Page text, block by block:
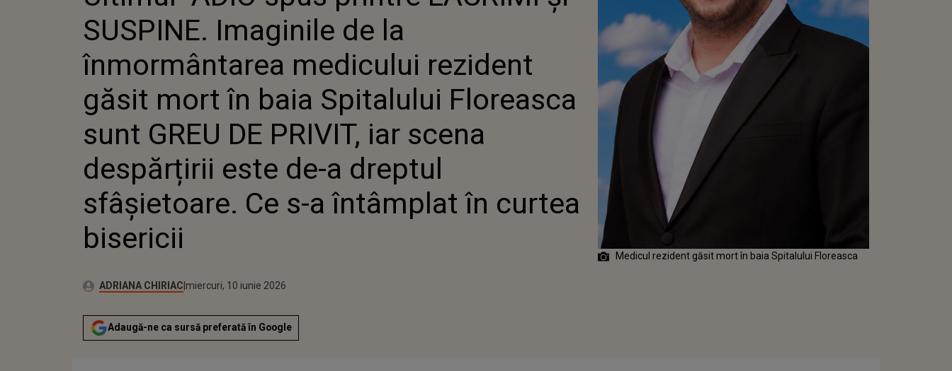
DESPĂRȚIRII ESTE DE-A DREPTUL SFÂȘIETOARE. CE S-A
ÎNTÂMPLAT ÎN CURTEA BISERICII
SUSPINE. Imaginile de la
înmormântarea medicului rezident
găsit mort în baia Spitalului Floreasca
sunt GREU DE PRIVIT, iar scena
despărțirii este de-a dreptul
sfâșietoare. Ce s-a întâmplat în curtea
bisericii
Autor:ADRIANA CHIRIACPublicat:
miercuri, 10 iunie 2026
Actualizat:
miercuri, 10 iunie 2026
Adaugă-ne ca sursă preferată în Google
Medicul rezident găsit mort în baia Spitalului Floreasca